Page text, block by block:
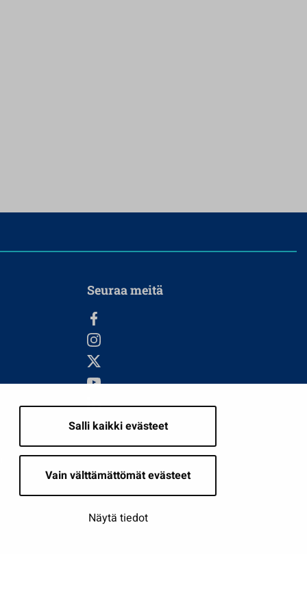
Salli kaikki evästeet
Vain välttämättömät evästeet
Näytä tiedot
Seuraa meitä